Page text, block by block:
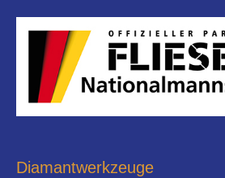
Diamantwerkzeuge